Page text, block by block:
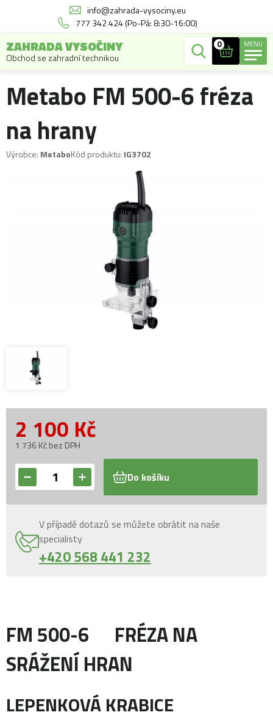
info@zahrada-vysociny.eu
777 342 424 (Po-Pá: 8:30-16:00)
ZAHRADA VYSOČINY
Obchod se zahradní technikou
0 MENU
Metabo FM 500-6 fréza
na hrany
Výrobce: MetaboKód produktu: IG3702
2 100 Kč
1 736 Kč bez DPH
Do košíku
V případě dotazů se můžete obrátit na naše
specialisty
+420 568 441 232
FM 500-6 FRÉZA NA
SRÁŽENÍ HRAN
LEPENKOVÁ KRABICE